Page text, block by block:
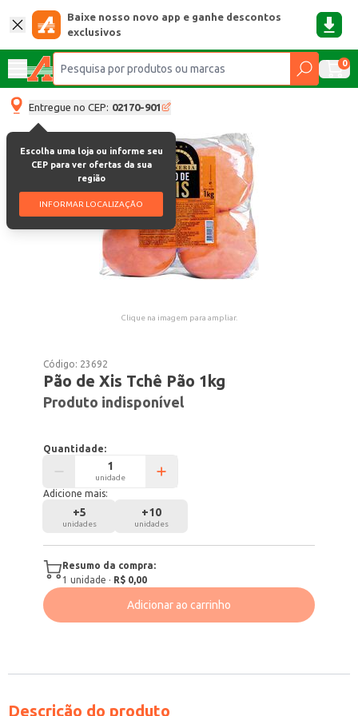
Baixe nosso novo app e ganhe descontos
exclusivos
0
Entregue no CEP: 02170-901
Escolha uma loja ou informe seu
CEP para ver ofertas da sua
região
INFORMAR LOCALIZAÇÃO
Clique na imagem para ampliar.
Código: 23692
Pão de Xis Tchê Pão 1kg
Produto indisponível
Quantidade:
unidade
Adicione mais:
+5
unidades
+10
unidades
Resumo da compra:
1 unidade · R$ 0,00
Adicionar ao carrinho
Descrição do produto